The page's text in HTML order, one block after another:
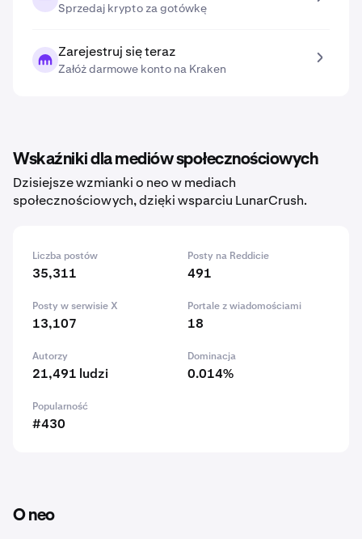
Sprzedaj krypto za gotówkę
Zarejestruj się teraz
Załóż darmowe konto na Kraken
Wskaźniki dla mediów społecznościowych
Dzisiejsze wzmianki o neo w mediach
społecznościowych, dzięki wsparciu LunarCrush.
Liczba postów
35,311
Posty na Reddicie
491
Posty w serwisie X
13,107
Portale z wiadomościami
18
Autorzy
21,491 ludzi
Dominacja
0.014%
Popularność
#430
O neo